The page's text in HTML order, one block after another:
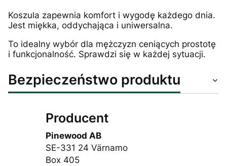
Koszula zapewnia komfort i wygodę każdego dnia.
Jest miękka, oddychająca i uniwersalna.
To idealny wybór dla mężczyzn ceniących prostotę
i funkcjonalność. Sprawdzi się w każdej sytuacji.
Bezpieczeństwo produktu
Producent
Pinewood AB
SE-331 24 Värnamo
Box 405